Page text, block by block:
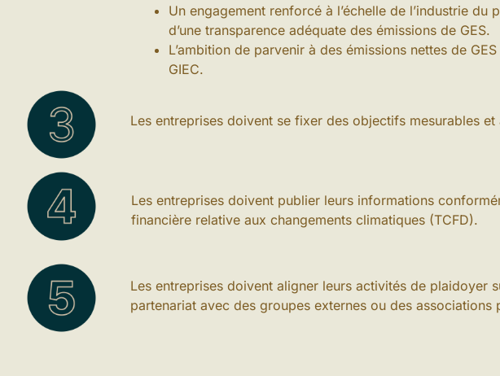
Un engagement renforcé à l’échelle de l’industrie
d’une transparence adéquate des émissions de GES.
L’ambition de parvenir à des émissions nettes de
GIEC.
Les entreprises doivent se fixer des objectifs mesurables et
Les entreprises doivent publier leurs informations
financière relative aux changements climatiques (TCFD).
Les entreprises doivent aligner leurs activités de plaidoyer
partenariat avec des groupes externes ou des associations